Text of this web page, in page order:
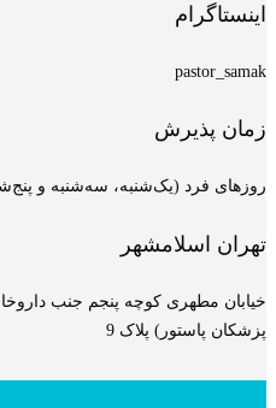
اینستاگرام
pastor_samak
زمان پذیرش
روزهای فرد (یک‌شنبه، سه‌شنبه و پنج‌شنبه) ساعت
تهران اسلامشهر
خیابان مطهری کوچه پنجم جنب
پزشکان پاستور) پلاک 9